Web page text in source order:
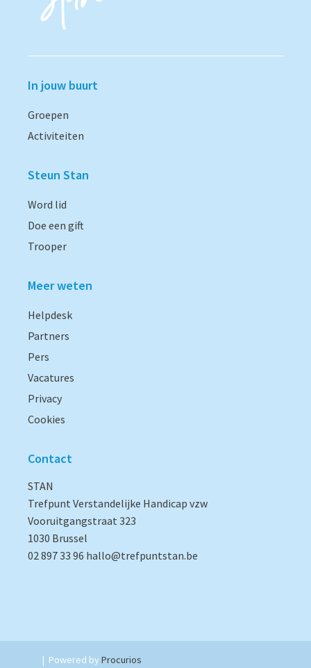
In jouw buurt
Groepen
Activiteiten
Steun Stan
Word lid
Doe een gift
Trooper
Meer weten
Helpdesk
Partners
Pers
Vacatures
Privacy
Cookies
Contact
STAN
Trefpunt Verstandelijke Handicap vzw
Vooruitgangstraat 323
1030 Brussel
02 897 33 96 hallo@trefpuntstan.be
| Powered by Procurios